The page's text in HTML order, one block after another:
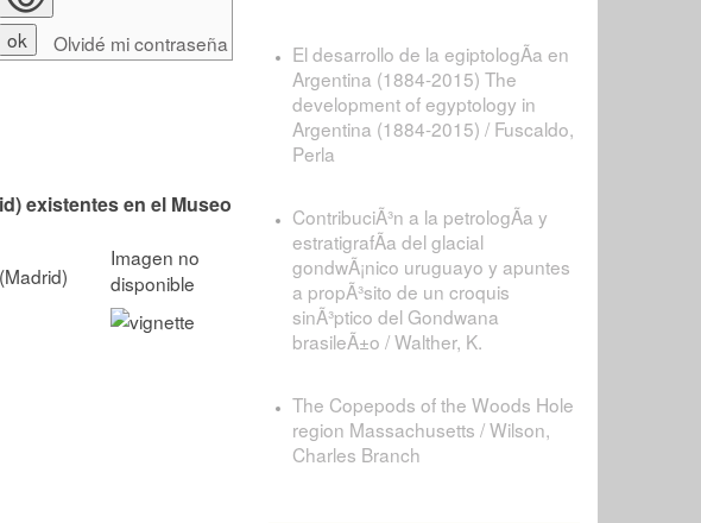
existentes en el Museo
Olvidé mi contraseña
El desarrollo de la egiptologÃ­a en
Argentina (1884-2015) The
development of egyptology in
Argentina (1884-2015) / Fuscaldo,
Perla
ContribuciÃ³n a la petrologÃ­a y
estratigrafÃ­a del glacial
gondwÃ¡nico uruguayo y apuntes
a propÃ³sito de un croquis
sinÃ³ptico del Gondwana
brasileÃ±o / Walther, K.
The Copepods of the Woods Hole
region Massachusetts / Wilson,
Charles Branch